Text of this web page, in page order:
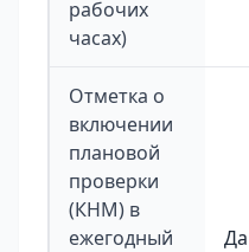
рабочих
часах)
Отметка о
включении
плановой
проверки
(КНМ) в
ежегодный
Да